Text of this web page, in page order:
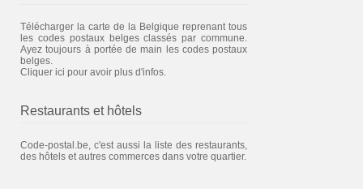
Télécharger la carte de la Belgique reprenant tous
les codes postaux belges classés par commune.
Ayez toujours à portée de main les codes postaux
belges.
Cliquer ici pour avoir plus d'infos.
Restaurants et hôtels
Code-postal.be, c'est aussi la liste des restaurants,
des hôtels et autres commerces dans votre quartier.